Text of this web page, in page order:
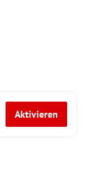
Aktivieren